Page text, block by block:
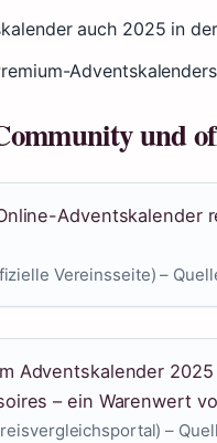
auch 2025 in
und
Vereinsseite) –
Adventskalender
– ein Warenwert
–